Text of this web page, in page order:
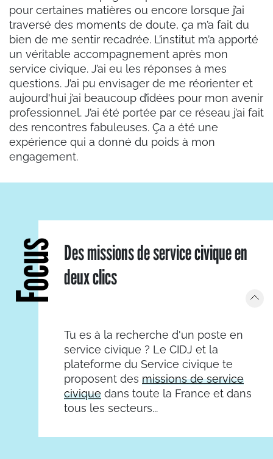
pour certaines matières ou encore lorsque j’ai
traversé des moments de doute, ça m’a fait du
bien de me sentir recadrée. L’institut m’a apporté
un véritable accompagnement après mon
service civique. J’ai eu les réponses à mes
questions. J’ai pu envisager de me réorienter et
aujourd'hui j’ai beaucoup d’idées pour mon avenir
professionnel. J’ai été portée par ce réseau j’ai fait
des rencontres fabuleuses. Ça a été une
expérience qui a donné du poids à mon
engagement.
Focus
Des missions de service civique en
deux clics
Tu es à la recherche d'un poste en
service civique ? Le CIDJ et la
plateforme du Service civique te
proposent des missions de service
civique dans toute la France et dans
tous les secteurs...